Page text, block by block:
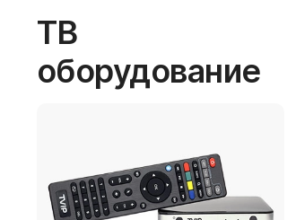
ТВ
оборудование